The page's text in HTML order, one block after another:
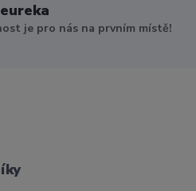
je pro nás na prvním místě!